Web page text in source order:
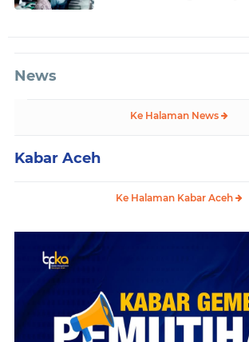
News
Ke Halaman News
Kabar Aceh
Ke Halaman Kabar Aceh